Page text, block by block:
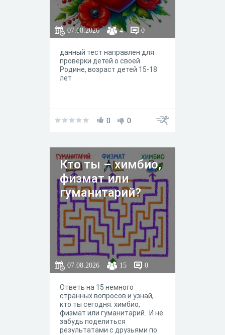
07.08.2026 4 0
данный тест направлен для
проверки детей о своей
Родине, возраст детей 15-18
лет
0 0
Кто ты – химбио,
физмат или
гуманитарий?
07.08.2026 15 0
Ответь на 15 немного
странных вопросов и узнай,
кто ты сегодня: химбио,
физмат или гуманитарий. И не
забудь поделиться
результатами с друзьями по